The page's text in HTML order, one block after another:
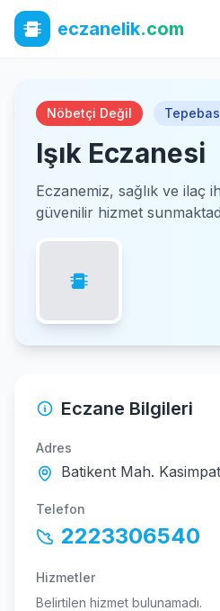
eczanelik.com
Nöbetçi Değil
Işık Eczanesi
Eczanemiz, sağlık ve ilaç
güvenilir hizmet
Eczane Bilgileri
Adres
Batikent Mah.
Telefon
2223306540
Hizmetler
Belirtilen hizmet bulunamadı.